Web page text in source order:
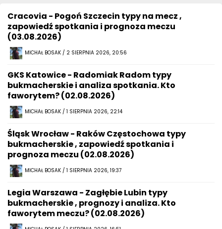
Cracovia - Pogoń Szczecin typy na mecz ,
zapowiedź spotkania i prognoza meczu
(03.08.2026)
MICHAŁ BOSAK / 2 SIERPNIA 2026, 20:56
GKS Katowice - Radomiak Radom typy
bukmacherskie i analiza spotkania. Kto
faworytem? (02.08.2026)
MICHAŁ BOSAK / 1 SIERPNIA 2026, 22:14
Śląsk Wrocław - Raków Częstochowa typy
bukmacherskie , zapowiedź spotkania i
prognoza meczu (02.08.2026)
MICHAŁ BOSAK / 1 SIERPNIA 2026, 19:37
Legia Warszawa - Zagłębie Lubin typy
bukmacherskie , prognozy i analiza. Kto
faworytem meczu? (02.08.2026)